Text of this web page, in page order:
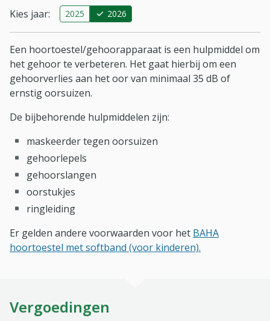
Kies jaar: 2025 2026
Een hoortoestel/gehoorapparaat is een hulpmiddel om
het gehoor te verbeteren. Het gaat hierbij om een
gehoorverlies aan het oor van minimaal 35 dB of
ernstig oorsuizen.
De bijbehorende hulpmiddelen zijn:
maskeerder tegen oorsuizen
gehoorlepels
gehoorslangen
oorstukjes
ringleiding
Er gelden andere voorwaarden voor het BAHA
hoortoestel met softband (voor kinderen).
Vergoedingen